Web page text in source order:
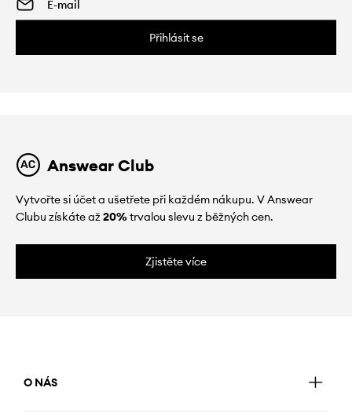
Přihlásit se
Answear Club
Vytvořte si účet a ušetřete při každém nákupu. V Answear
Clubu získáte až20%trvalou slevu z běžných cen.
Zjistěte více
O NÁS